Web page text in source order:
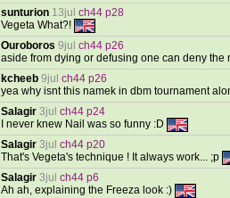
sunturion 13jul ch44 p28
Vegeta What?!
Ouroboros 9jul ch44 p26
aside from dying or defusing one can deny the
kcheeb 9jul ch44 p26
yea why isnt this namek in dbm tournament
Salagir 3jul ch44 p24
I never knew Nail was so funny :D
Salagir 3jul ch44 p20
That's Vegeta's technique ! It always work... ;p
Salagir 3jul ch44 p6
Ah ah, explaining the Freeza look :)